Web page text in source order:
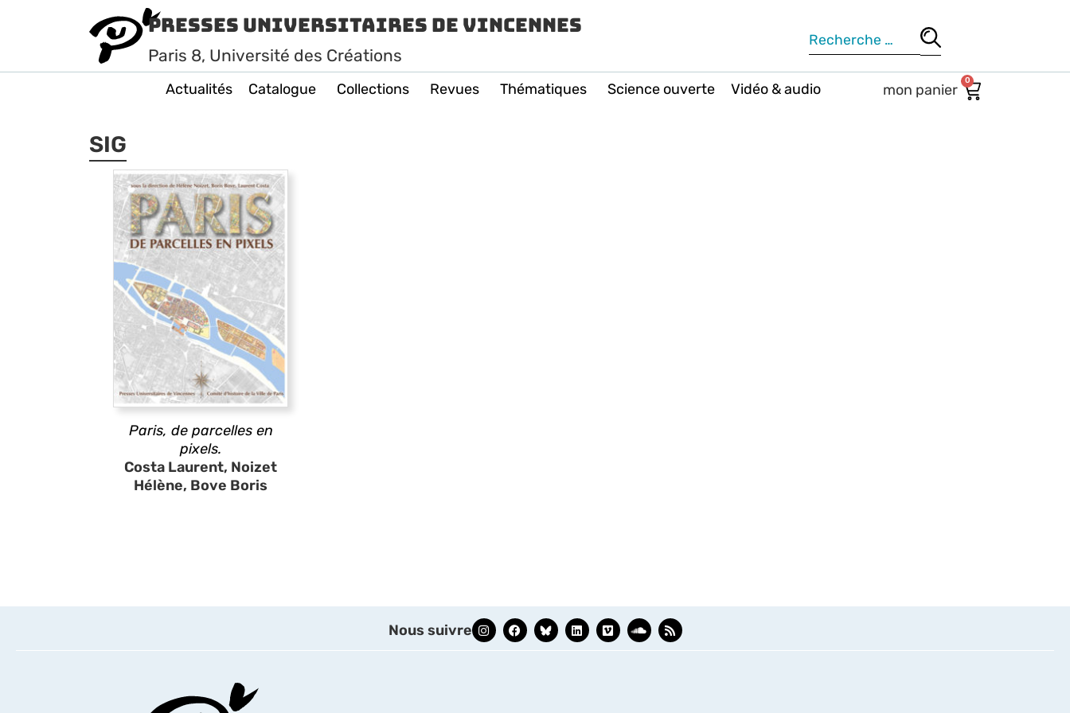
Presses Universitaires de Vincennes
Paris 8, Université des Créations
Actualités Catalogue Collections Revues Thématiques Science ouverte Vidéo & audio 0
SIG
Paris, de parcelles en
pixels.
Costa Laurent, Noizet
Hélène, Bove Boris
Nous suivre